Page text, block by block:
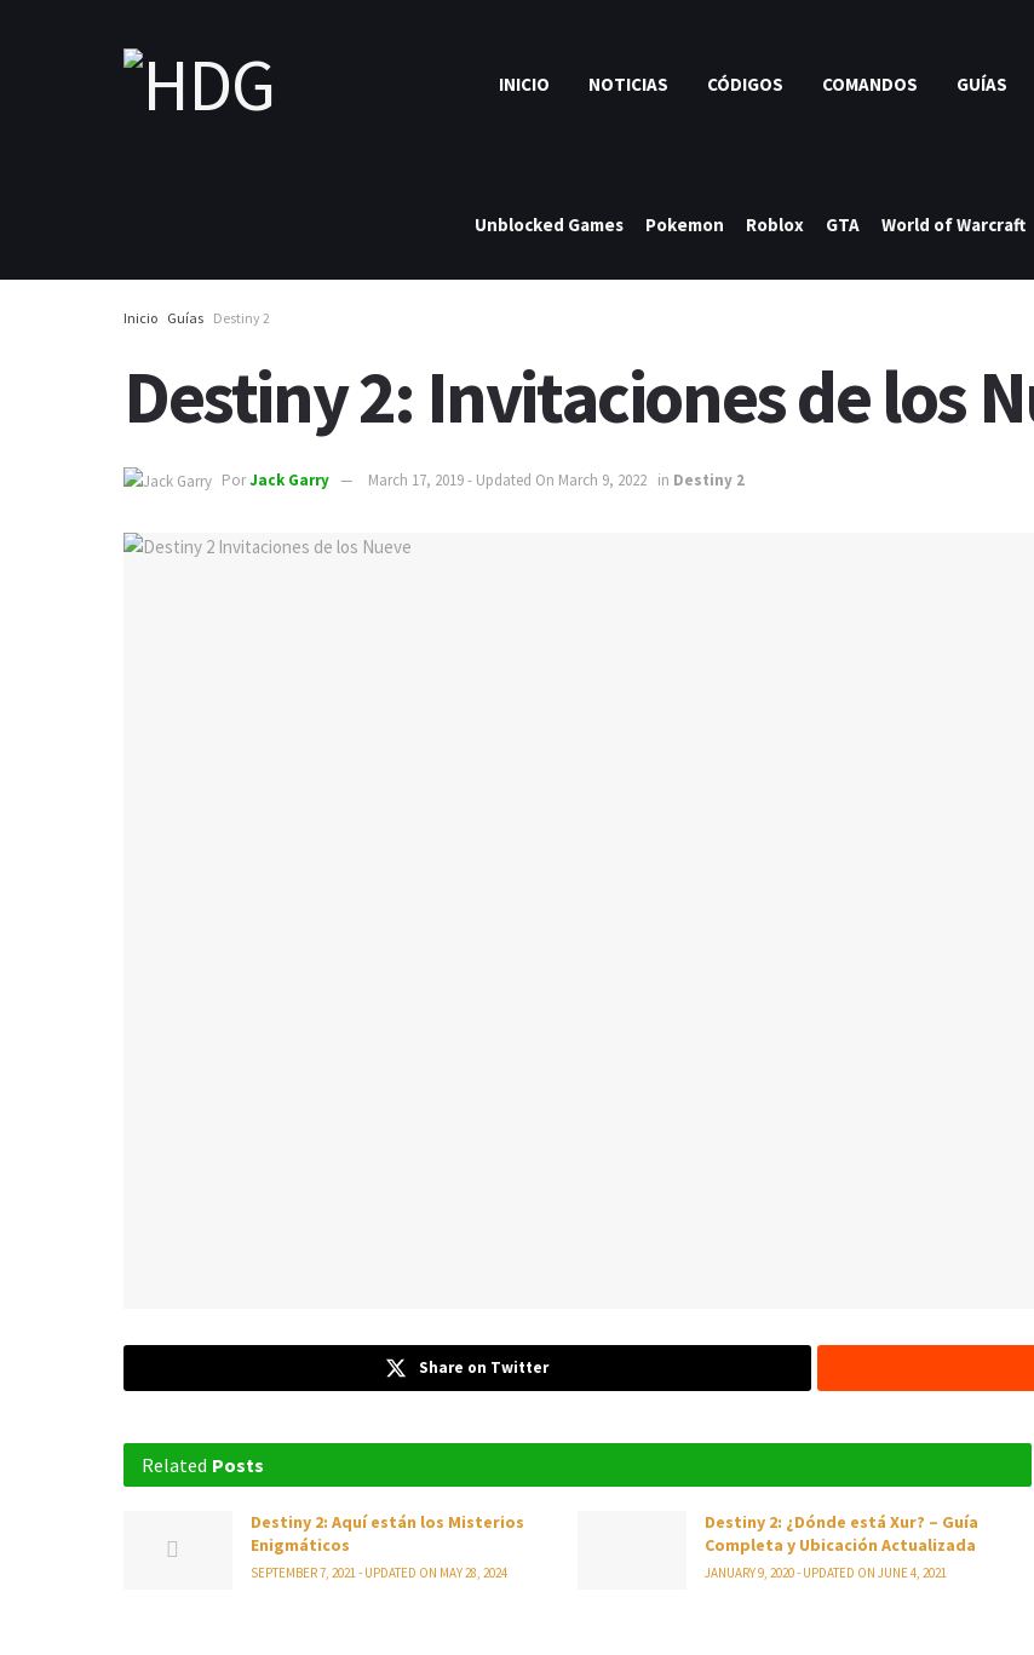
INICIO NOTICIAS CÓDIGOS COMANDOS GUÍAS
Unblocked Games Pokemon Roblox GTA World of Warcraft
Inicio Guías Destiny 2
Destiny 2: Invitaciones de los
PorJack Garry March 17, 2019 - Updated On March 9, 2022 in Destiny 2
Share on Twitter
Related Posts
Destiny 2: Aquí están los Misterios
Enigmáticos
SEPTEMBER 7, 2021 - UPDATED ON MAY 28, 2024
Destiny 2: ¿Dónde está Xur? – Guía
Completa y Ubicación Actualizada
JANUARY 9, 2020 - UPDATED ON JUNE 4, 2021